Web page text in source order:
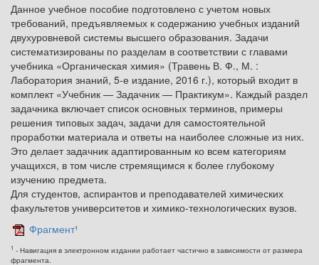
Данное учебное пособие подготовлено с учетом новых
требований, предъявляемых к содержанию учебных изданий
двухуровневой системы высшего образования. Задачи
систематизированы по разделам в соответствии с главами
учебника «Органическая химия» (Травень В. Ф., М. :
Лаборатория знаний, 5-е издание, 2016 г.), который входит в
комплект «Учебник — Задачник — Практикум». Каждый раздел
задачника включает список основных терминов, примеры
решения типовых задач, задачи для самостоятельной
проработки материала и ответы на наиболее сложные из них.
Это делает задачник адаптированным ко всем категориям
учащихся, в том числе стремящимся к более глубокому
изучению предмета.
Для студентов, аспирантов и преподавателей химических
факультетов университетов и химико-технологических вузов.
Фрагмент1
1 - Навигация в электронном издании работает частично в зависимости от размера
фрагмента.